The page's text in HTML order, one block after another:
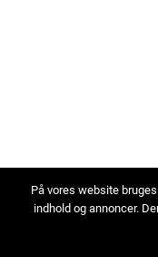
På vores website
indhold og annoncer.